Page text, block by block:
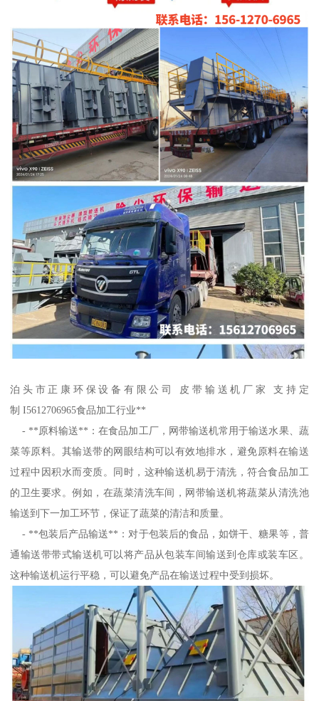
泊头市正康环保设备有限公司 皮带输送机厂家 支持定
制 I5612706965食品加工行业**
- **原料输送**：在食品加工厂，网带输送机常用于输送水果、蔬
菜等原料。其输送带的网眼结构可以有效地排水，避免原料在输送
过程中因积水而变质。同时，这种输送机易于清洗，符合食品加工
的卫生要求。例如，在蔬菜清洗车间，网带输送机将蔬菜从清洗池
输送到下一加工环节，保证了蔬菜的清洁和质量。
- **包装后产品输送**：对于包装后的食品，如饼干、糖果等，普
通输送带带式输送机可以将产品从包装车间输送到仓库或装车区。
这种输送机运行平稳，可以避免产品在输送过程中受到损坏。